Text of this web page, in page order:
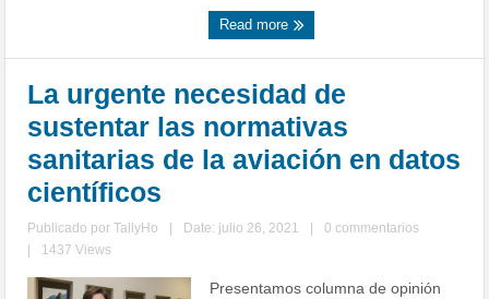
Read more
La urgente necesidad de
sustentar las normativas
sanitarias de la aviación en datos
científicos
Publicado porTallyHo Date: julio 26, 2021
0 commentarios
1437 Views
Presentamos columna de opinión